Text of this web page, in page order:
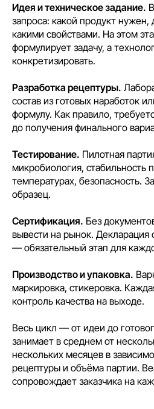
Идея и техническое задание.
запроса: какой продукт нужен,
какими свойствами. На этом
формулирует задачу, а
конкретизировать.
Разработка рецептуры.
состав из готовых наработок
формулу. Как правило,
до получения финального
Тестирование. Пилотная
микробиология, стабильность
температурах, безопасность.
образец.
Сертификация. Без
вывести на рынок. Декларация
— обязательный этап для
Производство и упаковка.
маркировка, стикеровка.
контроль качества на выходе.
Весь цикл — от идеи до
занимает в среднем от
нескольких месяцев в
рецептуры и объёма партии.
сопровождает заказчика на